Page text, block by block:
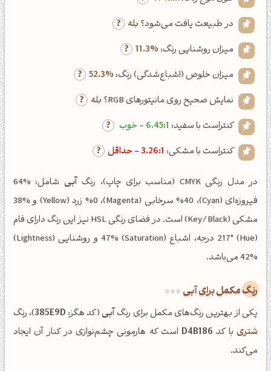
در طبیعت یافت می‌شود؟ بله
میزان روشنایی رنگ: 11.3%
میزان خلوص (اشباع‌شدگی) رنگ: 52.3%
نمایش صحیح روی مانیتورهای RGB؟
بله
کنتراست با سفید: 6.45:1 - خوب
کنتراست با مشکی: 3.26:1 - حداقل
در مدل رنگی CMYK (مناسب برای چاپ)، رنگ آبی
شامل: %64
فیروزه‌ای (Cyan)، %40 سرخابی (Magenta)، %0 زرد (Yellow) و %38
مشکی (Key/Black) است. در فضای رنگی HSL نیز این رنگ دارای فام
(Hue) 217° درجه، اشباع (Saturation) 47% و روشنایی (Lightness)
42% می‌باشد.
رنگ مکمل برای آبی
یکی از بهترین رنگ‌های مکمل برای رنگ آبی(کد هگز: 385E9D)، رنگ
شتریبا کد D4B186است که هارمونی چشم‌نوازی در کنار آن ایجاد
می‌کند.